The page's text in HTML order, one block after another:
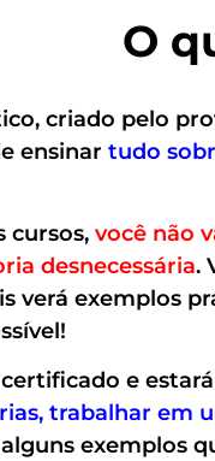
O
criado pelo
ensinar tudo
cursos, você não
desnecessária.
verá exemplos
e
trabalhar em
exemplos